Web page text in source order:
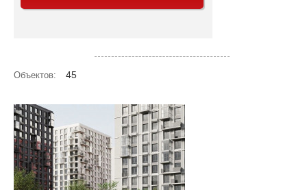
Объектов: 45